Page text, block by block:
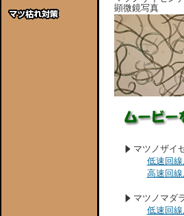
顕微鏡写真
マツノザイ
低速回線
高速回線
マツノマダ
低速回線